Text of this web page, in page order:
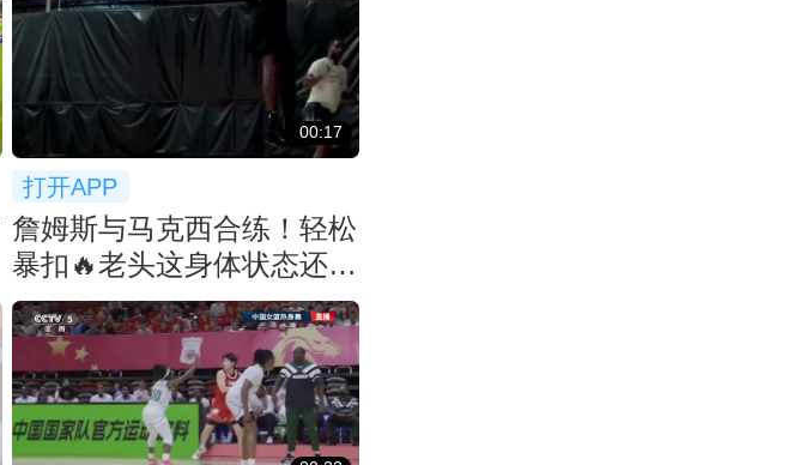
00:17
打开APP
詹姆斯与马克西合练！轻松
暴扣🔥老头这身体状态还能
打好久吧！